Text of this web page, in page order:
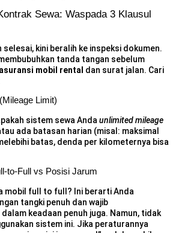
Sewa: Waspada 3 Klausul
selesai, kini beralih ke inspeksi dokumen.
tanda tangan sebelum
mobil rental dan surat jalan. Cari
Limit)
sistem sewa Anda unlimited mileage
ada batasan harian (misal: maksimal
batas, denda per kilometernya bisa
to-Full vs Posisi Jarum
mobil full to full? Ini berarti Anda
tangki penuh dan wajib
keadaan penuh juga. Namun, tidak
sistem ini. Jika peraturannya